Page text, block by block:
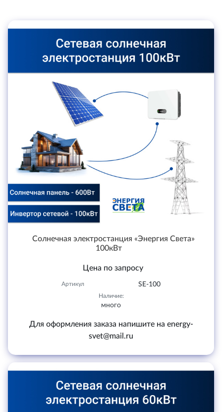
Солнечная электростанция «Энергия Света»
100кВт
Цена по запросу
Артикул SE-100
Наличие:
много
Для оформления заказа напишите на energy-
svet@mail.ru